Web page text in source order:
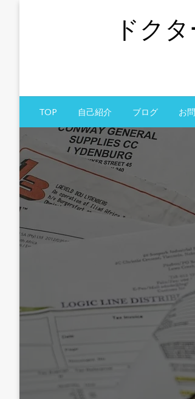
ドク
TOP 自己紹介 ブログ お